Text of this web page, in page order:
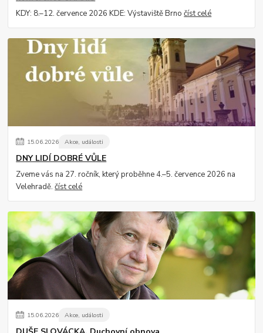
KDY: 8.–12. července 2026 KDE: Výstaviště Brnočíst celé
15.06.2026 Akce, události
DNY LIDÍ DOBRÉ VŮLE
Zveme vás na 27. ročník, který proběhne 4.–5. července 2026 na
Velehradě.číst celé
15.06.2026 Akce, události